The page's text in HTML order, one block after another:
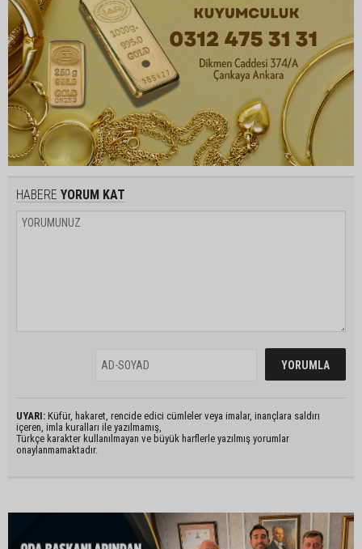
HABERE YORUM KAT
UYARI: Küfür, hakaret, rencide edici cümleler veya imalar, inançlara saldırı
içeren, imla kuralları ile yazılmamış,
Türkçe karakter kullanılmayan ve büyük harflerle yazılmış yorumlar
onaylanmamaktadır.